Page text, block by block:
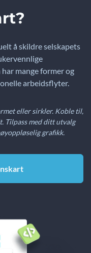
å skildre selskapets
mange former og
arbeidsflyter.
eller sirkler. Koble til,
Tilpass med ditt utvalg
grafikk.